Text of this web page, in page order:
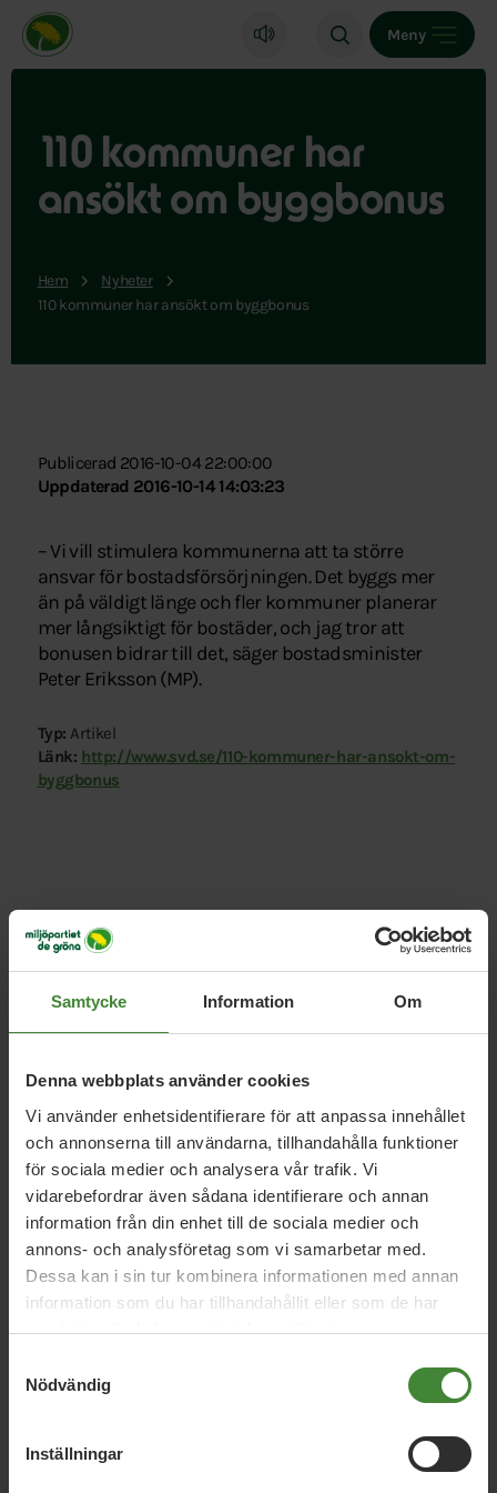
Samtycke Information Om
Denna webbplats använder cookies
Vi använder enhetsidentifierare för att anpassa innehållet
och annonserna till användarna, tillhandahålla funktioner
för sociala medier och analysera vår trafik. Vi
vidarebefordrar även sådana identifierare och annan
information från din enhet till de sociala medier och
annons- och analysföretag som vi samarbetar med.
Dessa kan i sin tur kombinera informationen med annan
information som du har tillhandahållit eller som de har
samlat in när du har använt deras tjänster.
Nödvändig
Inställningar
Miljöpartiet de gröna, startsida
Meny
110 kommuner har
ansökt om byggbonus
Hem
Nyheter
110 kommuner har ansökt om byggbonus
Publicerad 2016-10-04 22:00:00
Uppdaterad 2016-10-14 14:03:23
– Vi vill stimulera kommunerna att ta större
ansvar för bostadsförsörjningen. Det byggs mer
än på väldigt länge och fler kommuner planerar
mer långsiktigt för bostäder, och jag tror att
bonusen bidrar till det, säger bostadsminister
Peter Eriksson (MP).
Typ: Artikel
Länk: http://www.svd.se/110-kommuner-har-ansokt-om-
byggbonus
Relaterade nyheter
5 augusti 2026
Miljöpartiet: Sverige måste ställa krav på
nya datacenter
3 augusti 2026
Pride är över – nu fortsätter kampen för
hbtqi-personers rättigheter
30 juli 2026
Earth Overshoot Day: Naturkrisen är en